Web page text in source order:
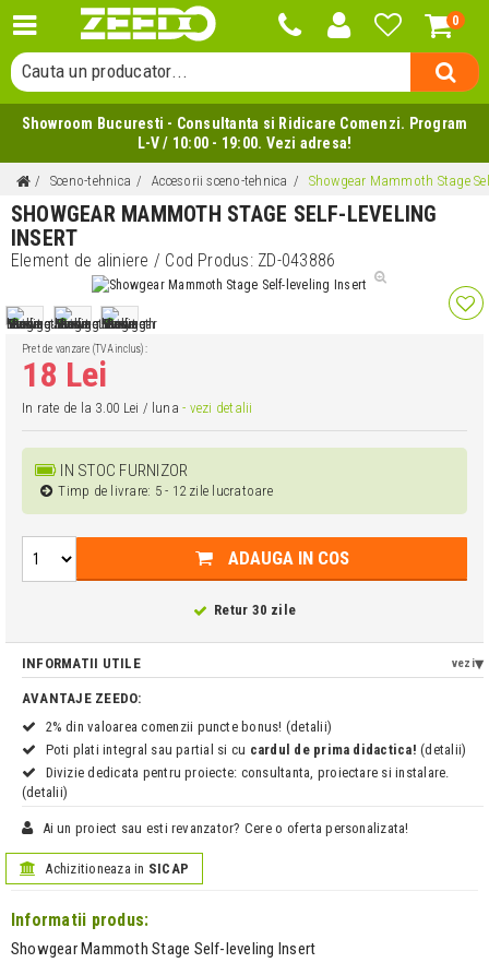
0
Cauta o categorie...
Cauta un producator...
Cauta un produs...
Showroom Bucuresti - Consultanta si Ridicare Comenzi. Program
L-V / 10:00 - 19:00. Vezi adresa!
Sceno-tehnica Accesorii sceno-tehnica Showgear Mammoth Stage
SHOWGEAR MAMMOTH STAGE SELF-LEVELING
INSERT
Element de aliniere / Cod Produs: ZD-043886
Pret de vanzare (TVA inclus):
18 Lei
In rate de la 3.00 Lei / luna- vezi detalii
IN STOC FURNIZOR
Timp de livrare: 5 - 12 zile lucratoare
ADAUGA IN COS
Retur 30 zile
INFORMATII UTILE vezi
AVANTAJE ZEEDO:
2% din valoarea comenzii puncte bonus! (detalii)
Poti plati integral sau partial si cu cardul de prima didactica! (detalii)
Divizie dedicata pentru proiecte: consultanta, proiectare si instalare.
(detalii)
Ai un proiect sau esti revanzator? Cere o oferta personalizata!
Achizitioneaza in SICAP
Informatii produs:
Showgear Mammoth Stage Self-leveling Insert